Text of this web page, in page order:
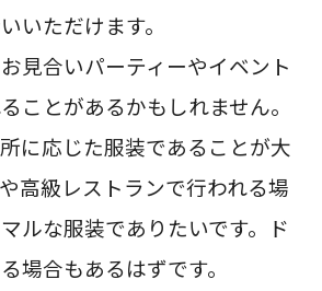
いただけます。
見合いパーティーやイベント
ことがあるかもしれません。
に応じた服装であることが大
高級レストランで行われる場
ルな服装でありたいです。ド
場合もあるはずです。